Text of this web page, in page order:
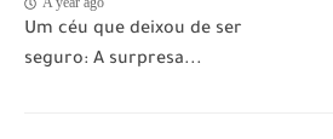
Um céu que deixou de ser
seguro: A surpresa...